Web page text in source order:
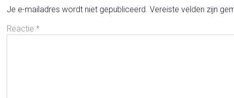
Je e-mailadres wordt niet gepubliceerd. Vereiste velden zijn
Reactie *